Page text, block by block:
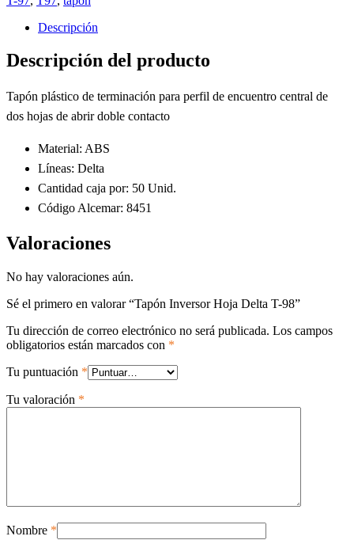
Descripción
Descripción del producto
Tapón plástico de terminación para perfil de encuentro central de
dos hojas de abrir doble contacto
Material: ABS
Líneas: Delta
Cantidad caja por: 50 Unid.
Código Alcemar: 8451
Valoraciones
No hay valoraciones aún.
Sé el primero en valorar “Tapón Inversor Hoja Delta T-98”
Tu dirección de correo electrónico no será publicada. Los campos
obligatorios están marcados con *
Tu puntuación *
Tu valoración *
Nombre *